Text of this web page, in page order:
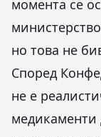
момента се
но това не
Според
не е
медикаменти